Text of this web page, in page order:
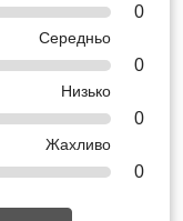
0
Середньо
0
Низько
0
Жахливо
0